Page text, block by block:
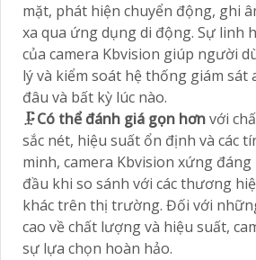
mặt, phát hiện chuyển động, ghi
xa qua ứng dụng di động. Sự linh
của camera Kbvision giúp người
lý và kiểm soát hệ thống giám
đâu và bất kỳ lúc nào.
🗜️Có thể đánh giá gọn hơnvới
sắc nét, hiệu suất ổn định và các
minh, camera Kbvision xứng
đầu khi so sánh với các thương
khác trên thị trường. Đối với
cao về chất lượng và hiệu suất,
sự lựa chọn hoàn hảo.